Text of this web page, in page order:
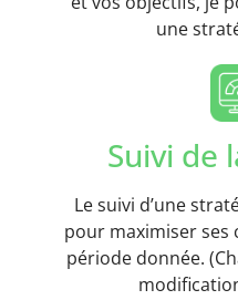
une
Suivi de
Le suivi d’une
pour maximiser ses
période donnée.